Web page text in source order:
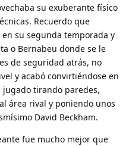
su exuberante físico
Recuerdo que
su segunda temporada y
o Bernabeu donde se le
de seguridad atrás, no
y acabó convirtiéndose en
tirando paredes,
área rival y poniendo unos
David Beckham.
fue mucho mejor que